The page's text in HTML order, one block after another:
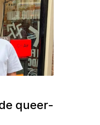
queer-